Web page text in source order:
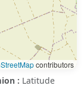
contributors
: Latitude